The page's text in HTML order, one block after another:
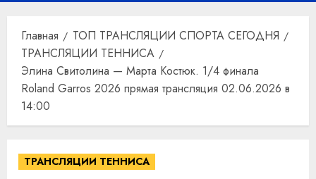
Главная
ТОП ТРАНСЛЯЦИИ СПОРТА СЕГОДНЯ
ТРАНСЛЯЦИИ ТЕННИСА
Элина Свитолина — Марта Костюк. 1/4 финала
Roland Garros 2026 прямая трансляция 02.06.2026 в
14:00
ТРАНСЛЯЦИИ ТЕННИСА